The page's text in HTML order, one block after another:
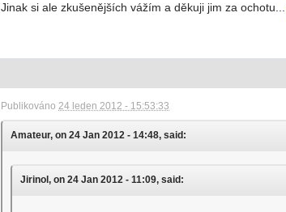
Jinak si ale zkušenějších vážím a děkuji jim za
Publikováno24 leden 2012 - 15:53:33
Amateur, on 24 Jan 2012 - 14:48, said:
Jirinol, on 24 Jan 2012 - 11:09, said: